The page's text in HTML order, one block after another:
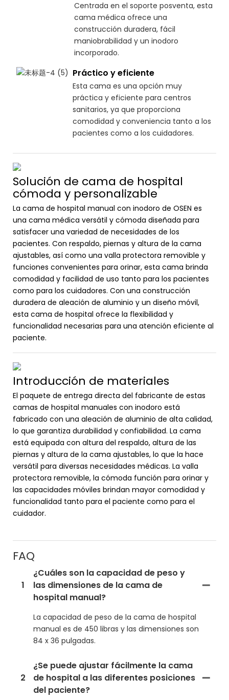
Centrada en el soporte posventa, esta
cama médica ofrece una
construcción duradera, fácil
maniobrabilidad y un inodoro
incorporado.
Práctico y eficiente
Esta cama es una opción muy
práctica y eficiente para centros
sanitarios, ya que proporciona
comodidad y conveniencia tanto a los
pacientes como a los cuidadores.
Solución de cama de hospital
cómoda y personalizable
La cama de hospital manual con inodoro de OSEN es
una cama médica versátil y cómoda diseñada para
satisfacer una variedad de necesidades de los
pacientes. Con respaldo, piernas y altura de la cama
ajustables, así como una valla protectora removible y
funciones convenientes para orinar, esta cama brinda
comodidad y facilidad de uso tanto para los pacientes
como para los cuidadores. Con una construcción
duradera de aleación de aluminio y un diseño móvil,
esta cama de hospital ofrece la flexibilidad y
funcionalidad necesarias para una atención eficiente al
paciente.
Introducción de materiales
El paquete de entrega directa del fabricante de estas
camas de hospital manuales con inodoro está
fabricado con una aleación de aluminio de alta calidad,
lo que garantiza durabilidad y confiabilidad. La cama
está equipada con altura del respaldo, altura de las
piernas y altura de la cama ajustables, lo que la hace
versátil para diversas necesidades médicas. La valla
protectora removible, la cómoda función para orinar y
las capacidades móviles brindan mayor comodidad y
funcionalidad tanto para el paciente como para el
cuidador.
FAQ
1
¿Cuáles son la capacidad de peso y
las dimensiones de la cama de
hospital manual?
La capacidad de peso de la cama de hospital
manual es de 450 libras y las dimensiones son
84 x 36 pulgadas.
2
¿Se puede ajustar fácilmente la cama
de hospital a las diferentes posiciones
del paciente?